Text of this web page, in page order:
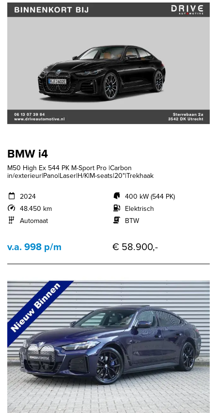
BMW i4
M50 High Ex 544 PK M-Sport Pro |Carbon
in/exterieur|Pano|Laser|H/K|M-seats|20"|Trekhaak
2024
48.450 km
Automaat
400 kW (544 PK)
Elektrisch
BTW
v.a. 998 p/m € 58.900,-